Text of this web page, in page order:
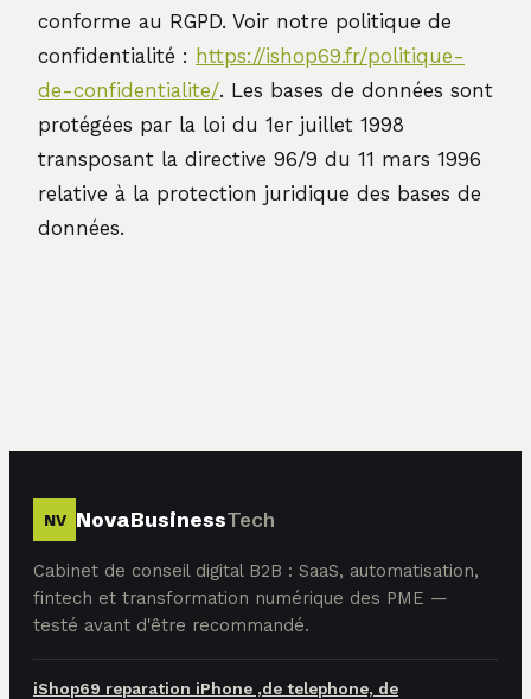
conforme au RGPD. Voir notre politique de
confidentialité : https://ishop69.fr/politique-
de-confidentialite/. Les bases de données sont
protégées par la loi du 1er juillet 1998
transposant la directive 96/9 du 11 mars 1996
relative à la protection juridique des bases de
données.
NV NovaBusinessTech
Cabinet de conseil digital B2B : SaaS, automatisation,
fintech et transformation numérique des PME —
testé avant d'être recommandé.
iShop69 reparation iPhone ,de telephone, de